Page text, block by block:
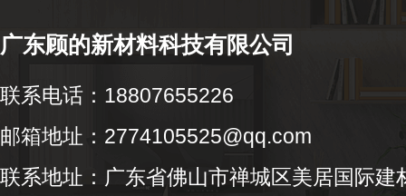
广东顾的新材料科技有限公司
联系电话：18807655226
邮箱地址：2774105525@qq.com
联系地址：广东省佛山市禅城区美居国际建